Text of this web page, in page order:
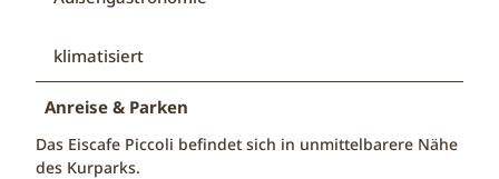
klimatisiert
Anreise & Parken
Das Eiscafe Piccoli befindet sich in unmittelbarere Nähe
des Kurparks.